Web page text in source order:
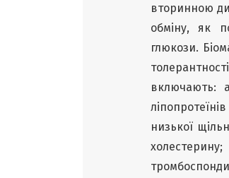
вторинною
обміну, як
глюкози.
включають:
низької